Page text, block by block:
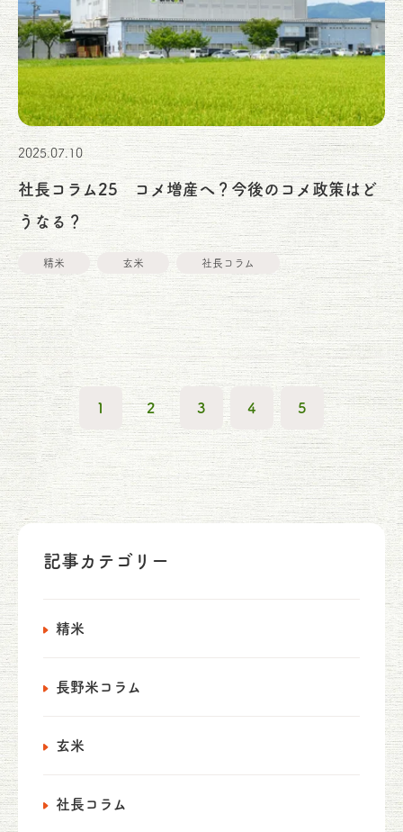
2025.07.10
社長コラム25 コメ増産へ？今後のコメ政策はど
うなる？
精米 玄米 社長コラム
1 2 3 4 5
記事カテゴリー
精米
長野米コラム
玄米
社長コラム